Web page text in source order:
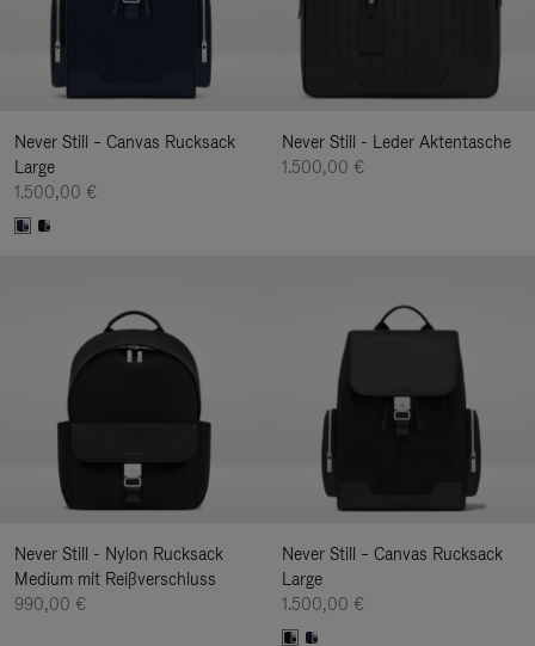
Never Still – Canvas Rucksack
Large
1.500,00 €
Never Still - Leder Aktentasche
1.500,00 €
Never Still - Nylon Rucksack
Medium mit Reißverschluss
990,00 €
Never Still – Canvas Rucksack
Large
1.500,00 €